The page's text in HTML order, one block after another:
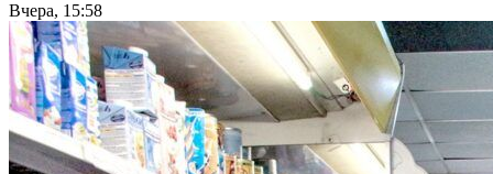
Вчера, 15:58